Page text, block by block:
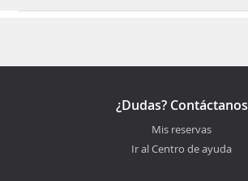
¿Dudas? Contáctanos
Mis reservas
Ir al Centro de ayuda